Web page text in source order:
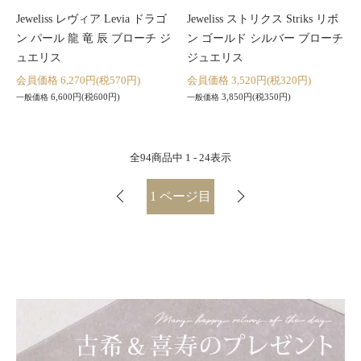
Jeweliss レヴィア Levia ドラゴ
ン パール 龍 竜 辰 ブローチ ジ
ュエリス
会員価格 6,270円(税570円)
一般価格 6,600円(税600円)
Jeweliss ストリクス Striks リボ
ン ゴールド シルバー ブローチ
ジュエリス
会員価格 3,520円(税320円)
一般価格 3,850円(税350円)
全94商品中 1 - 24表示
1 ページ目